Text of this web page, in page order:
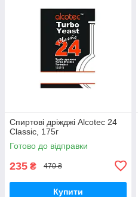
Спиртові дріжджі Alcotec 24
Classic, 175г
Готово до відправки
235 ₴ 470 ₴
Купити